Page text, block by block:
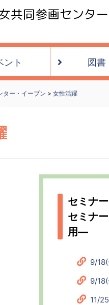
共同参画センタ
ント 図書
ター・イーブン > 女性活躍
セミナ
セミナ
用―
9/
9/
11/